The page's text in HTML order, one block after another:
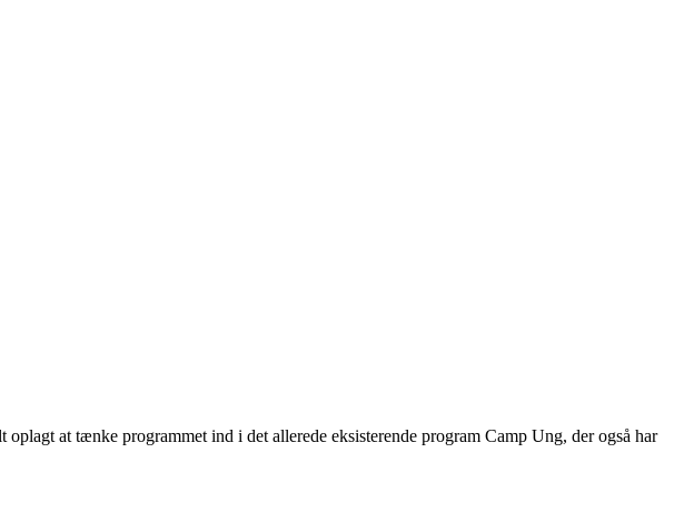
at tænke programmet ind i det allerede eksisterende program Camp Ung, der også har